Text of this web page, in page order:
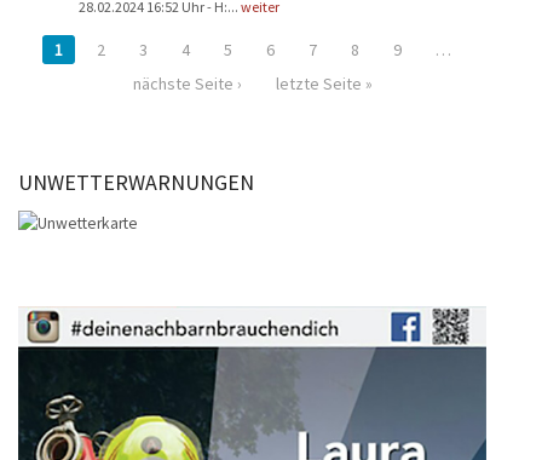
28.02.2024 16:52 Uhr - H:... weiter
1 2 3 4 5 6 7 8 9
…
nächste Seite ›
letzte Seite »
UNWETTERWARNUNGEN